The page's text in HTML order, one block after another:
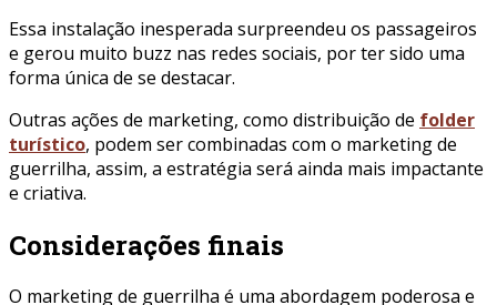
Essa instalação inesperada surpreendeu os passageiros
e gerou muito buzz nas redes sociais, por ter sido uma
forma única de se destacar.
Outras ações de marketing, como distribuição de folder
turístico, podem ser combinadas com o marketing de
guerrilha, assim, a estratégia será ainda mais impactante
e criativa.
Considerações finais
O marketing de guerrilha é uma abordagem poderosa e